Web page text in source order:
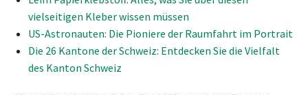
vielseitigen Kleber wissen müssen
US-Astronauten: Die Pioniere der Raumfahrt im Portrait
Die 26 Kantone der Schweiz: Entdecken Sie die Vielfalt
des Kanton Schweiz